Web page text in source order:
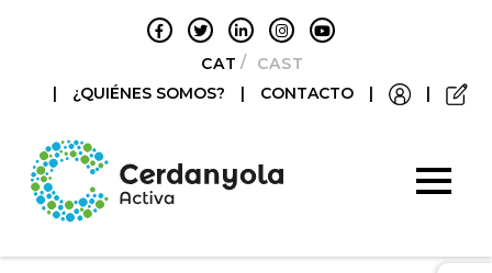
CATALÀCASTELLANO
|
¿QUIÉNES SOMOS? | CONTACTO | |